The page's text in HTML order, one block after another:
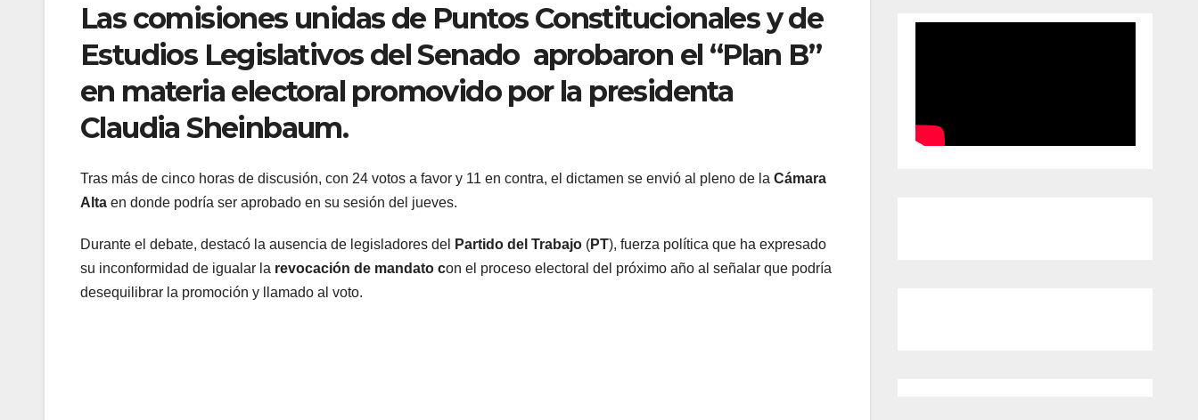
Las comisiones unidas de Puntos Constitucionales y de
Estudios Legislativos del Senado aprobaron el “Plan B”
en materia electoral promovido por la presidenta
Claudia Sheinbaum.
Tras más de cinco horas de discusión, con 24 votos a favor y 11 en contra, el dictamen se envió al pleno de la Cámara
Alta en donde podría ser aprobado en su sesión del jueves.
Durante el debate, destacó la ausencia de legisladores del Partido del Trabajo (PT), fuerza política que ha expresado
su inconformidad de igualar la revocación de mandato con el proceso electoral del próximo año al señalar que podría
desequilibrar la promoción y llamado al voto.